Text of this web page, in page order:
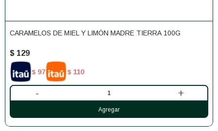
CARAMELOS DE MIEL Y LIMÓN MADRE TIERRA 100G
$ 129
$ 97 $ 110
- +